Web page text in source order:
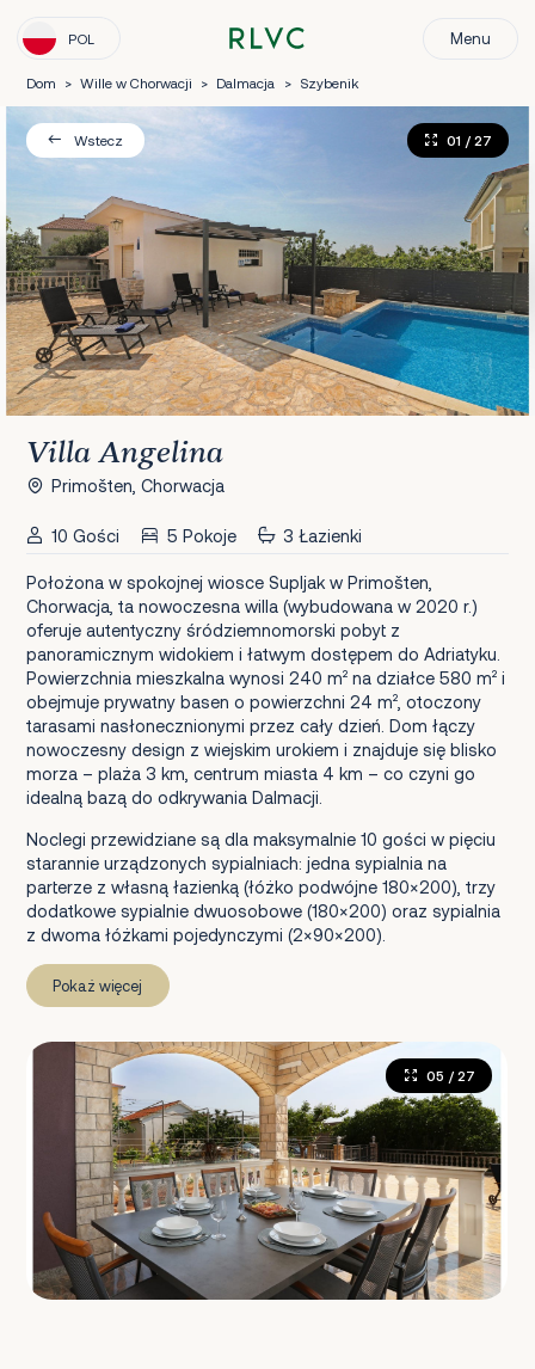
POL Menu
Dom > Wille w Chorwacji > Dalmacja > Szybenik
Wstecz 01 / 27
Villa Angelina
Primošten, Chorwacja
10 Gości 5 Pokoje 3 Łazienki
Położona w spokojnej wiosce Supljak w Primošten,
Chorwacja, ta nowoczesna willa (wybudowana w 2020 r.)
oferuje autentyczny śródziemnomorski pobyt z
panoramicznym widokiem i łatwym dostępem do Adriatyku.
Powierzchnia mieszkalna wynosi 240 m² na działce 580 m² i
obejmuje prywatny basen o powierzchni 24 m², otoczony
tarasami nasłonecznionymi przez cały dzień. Dom łączy
nowoczesny design z wiejskim urokiem i znajduje się blisko
morza – plaża 3 km, centrum miasta 4 km – co czyni go
idealną bazą do odkrywania Dalmacji.
Noclegi przewidziane są dla maksymalnie 10 gości w pięciu
starannie urządzonych sypialniach: jedna sypialnia na
parterze z własną łazienką (łóżko podwójne 180×200), trzy
dodatkowe sypialnie dwuosobowe (180×200) oraz sypialnia
z dwoma łóżkami pojedynczymi (2×90×200).
Pokaż więcej
05 / 27